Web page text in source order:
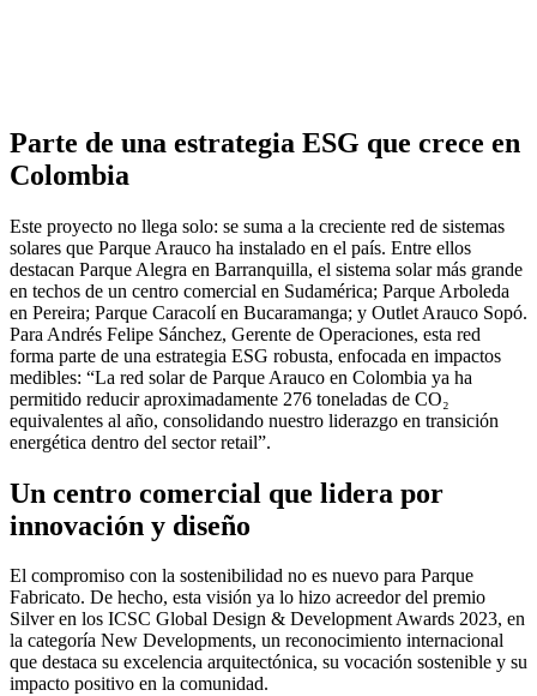
Parte de una estrategia ESG que crece en
Colombia
Este proyecto no llega solo: se suma a la creciente red de sistemas
solares que Parque Arauco ha instalado en el país. Entre ellos
destacan Parque Alegra en Barranquilla, el sistema solar más grande
en techos de un centro comercial en Sudamérica; Parque Arboleda
en Pereira; Parque Caracolí en Bucaramanga; y Outlet Arauco Sopó.
Para Andrés Felipe Sánchez, Gerente de Operaciones, esta red
forma parte de una estrategia ESG robusta, enfocada en impactos
medibles: “La red solar de Parque Arauco en Colombia ya ha
permitido reducir aproximadamente 276 toneladas de CO₂
equivalentes al año, consolidando nuestro liderazgo en transición
energética dentro del sector retail”.
Un centro comercial que lidera por
innovación y diseño
El compromiso con la sostenibilidad no es nuevo para Parque
Fabricato. De hecho, esta visión ya lo hizo acreedor del premio
Silver en los ICSC Global Design & Development Awards 2023, en
la categoría New Developments, un reconocimiento internacional
que destaca su excelencia arquitectónica, su vocación sostenible y su
impacto positivo en la comunidad.